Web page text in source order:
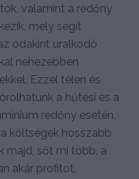
valamint a redőny
mely segít
odakint uralkodó
nehezebben
Ezzel télen és
a hűtési és a
redőny esetén,
költségek hosszabb
majd, sőt mi több, a
akár profitot,